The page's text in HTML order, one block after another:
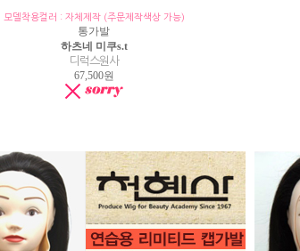
모델착용컬러 : 자체제작 (주문제작색상 가능)
통가발
하츠네 미쿠s.t
디럭스원사
67,500원